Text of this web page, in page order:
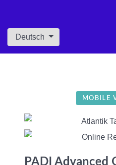
Sprache auswählen
Deutsch
MOBILE
PADI Advanced